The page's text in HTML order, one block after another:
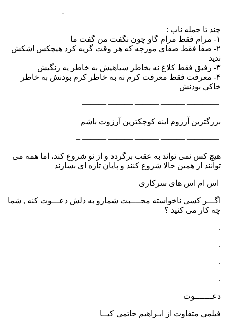
———— ——— ——— ——— ——— ——-
چند تا جمله ناب :
۱- مرام فقط مرام گاو چون نگفت من گفت ما
۲- صفا فقط صفای مورچه كه هر وقت گریه كرد هیچكس اشكش
ندید
۳- رفیق فقط كلاغ نه بخاطر سیاهیش به خاطر یه رنگیش
۴- معرفت فقط معرفت كرم نه به خاطر كرم بودنش به خاطر
خاكی بودنش
———— ——— ——— ——— ———
بزرگترین آرزوم اینه کوچکترین آرزوت باشم
———— ——— ——— ——— ——— –
هیچ كس نمی تواند به عقب برگردد و از نو شروع كند، اما همه می
توانند از همین حالا شروع كنند و پایان تازه ای بسازند
اس ام اس های سرکاری
اگـــر کسی ناخواسته محــــبت شمارو به دلش دعـــوت کنه , شما
چه کار می کنید ؟
.
.
.
.
دعـــــــوت
فیلمی متفاوت از ابـراهیم حاتمی کیــا